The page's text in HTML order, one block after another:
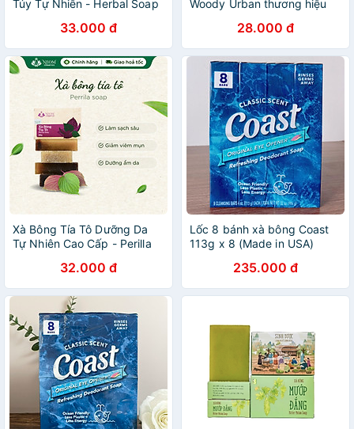
Túy Tự Nhiên - Herbal Soap
33.000 đ
Woody Urban thương hiệu
28.000 đ
Xà Bông Tía Tô Dưỡng Da
Tự Nhiên Cao Cấp - Perilla
32.000 đ
Lốc 8 bánh xà bông Coast
113g x 8 (Made in USA)
235.000 đ